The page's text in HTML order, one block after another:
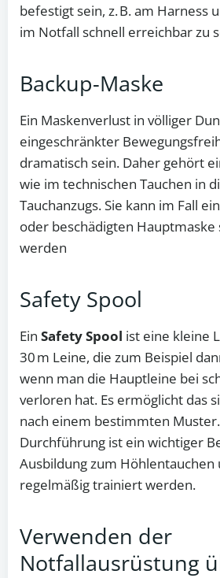
befestigt sein, z. B. am Harness
im Notfall schnell erreichbar zu
Backup-Maske
Ein Maskenverlust in völliger
eingeschränkter
dramatisch sein. Daher gehört
wie im technischen Tauchen in
Tauchanzugs. Sie kann im Fall
oder beschädigten
werden
Safety Spool
Ein Safety Spool ist eine kleine
30 m Leine, die zum Beispiel
wenn man die Hauptleine bei
verloren hat. Es ermöglicht das
nach einem bestimmten
Durchführung ist ein wichtiger
Ausbildung zum Höhlentauchen
regelmäßig trainiert werden.
Verwenden der
Notfallausrüstung